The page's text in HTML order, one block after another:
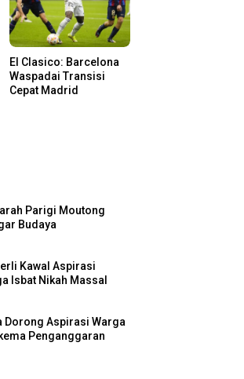
El Clasico: Barcelona
Waspadai Transisi
Cepat Madrid
Parigi Moutong
Budaya
Kawal Aspirasi
Isbat Nikah Massal
Dorong Aspirasi Warga
Penganggaran